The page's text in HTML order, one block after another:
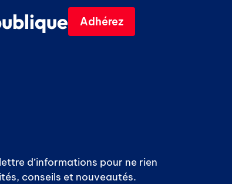
Adhérez
d’informations pour ne rien
conseils et nouveautés.